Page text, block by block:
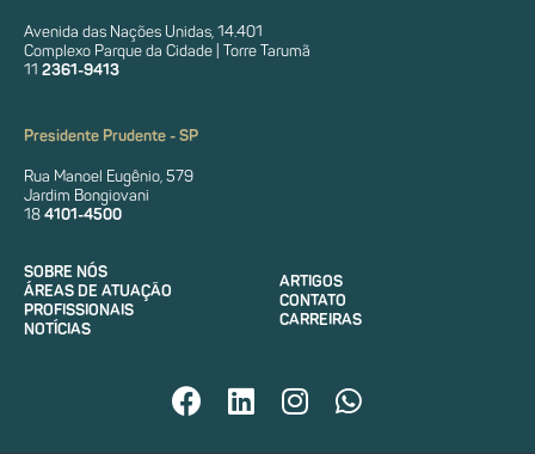
Avenida das Nações Unidas, 14.401
Complexo Parque da Cidade | Torre Tarumã
11 2361-9413
Presidente Prudente - SP
Rua Manoel Eugênio, 579
Jardim Bongiovani
18 4101-4500
SOBRE NÓS
ÁREAS DE ATUAÇÃO
PROFISSIONAIS
NOTÍCIAS
ARTIGOS
CONTATO
CARREIRAS